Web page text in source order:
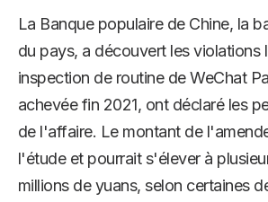
La Banque populaire de Chine, la
du pays, a découvert les violations
inspection de routine de WeChat
achevée fin 2021, ont déclaré les
de l'affaire. Le montant de
l'étude et pourrait s'élever à
millions de yuans, selon certaines